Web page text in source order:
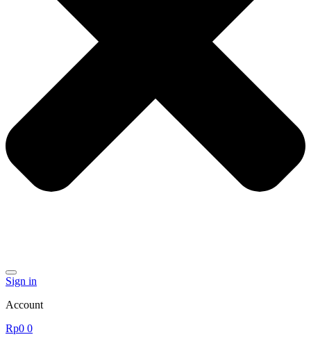
Sign in
Account
Rp0 0